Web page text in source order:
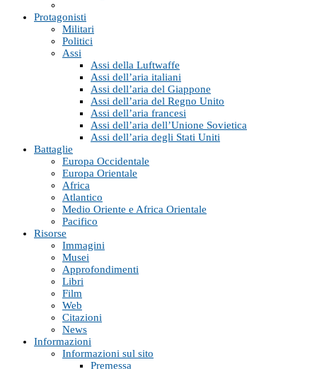
Protagonisti
Militari
Politici
Assi
Assi della Luftwaffe
Assi dell’aria italiani
Assi dell’aria del Giappone
Assi dell’aria del Regno Unito
Assi dell’aria francesi
Assi dell’aria dell’Unione Sovietica
Assi dell’aria degli Stati Uniti
Battaglie
Europa Occidentale
Europa Orientale
Africa
Atlantico
Medio Oriente e Africa Orientale
Pacifico
Risorse
Immagini
Musei
Approfondimenti
Libri
Film
Web
Citazioni
News
Informazioni
Informazioni sul sito
Premessa